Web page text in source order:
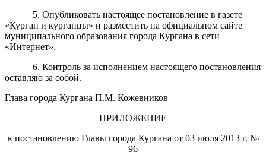
5. Опубликовать настоящее постановление в газете
«Курган и курганцы» и разместить на официальном сайте
муниципального образования города Кургана в сети
«Интернет».
6. Контроль за исполнением настоящего постановления
оставляю за собой.
Глава города Кургана П.М. Кожевников
ПРИЛОЖЕНИЕ
к постановлению Главы города Кургана от 03 июля 2013 г. №
96